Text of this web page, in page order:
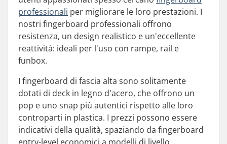
professionali per migliorare le loro prestazioni. I
nostri fingerboard professionali offrono
resistenza, un design realistico e un'eccellente
reattività: ideali per l'uso con rampe, rail e
funbox.
I fingerboard di fascia alta sono solitamente
dotati di deck in legno d'acero, che offrono un
pop e uno snap più autentici rispetto alle loro
controparti in plastica. I prezzi possono essere
indicativi della qualità, spaziando da fingerboard